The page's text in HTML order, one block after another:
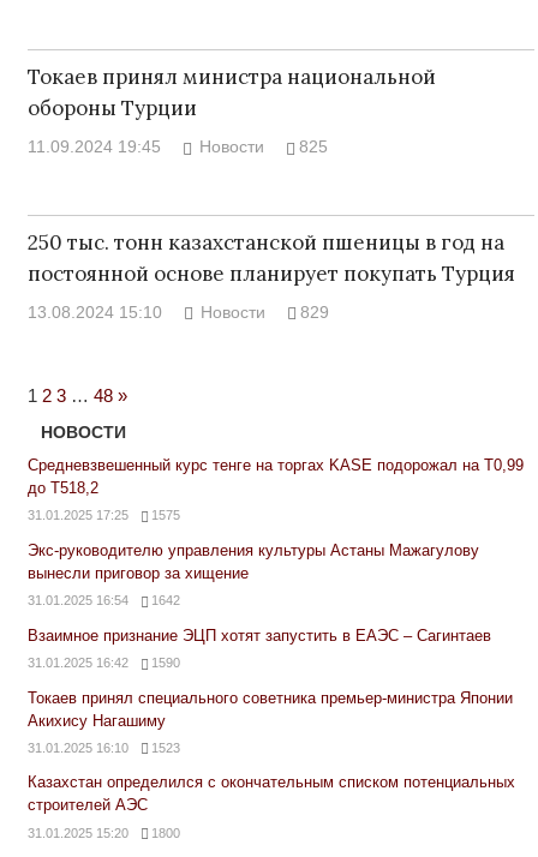
Токаев принял министра национальной
обороны Турции
11.09.2024 19:45 Новости 825
250 тыс. тонн казахстанской пшеницы в год на
постоянной основе планирует покупать Турция
13.08.2024 15:10 Новости 829
1 2 3 … 48 Next
Posts
»
НОВОСТИ
Средневзвешенный курс тенге на торгах KASE подорожал на Т0,99
до Т518,2
31.01.2025 17:25 1575
Экс-руководителю управления культуры Астаны Мажагулову
вынесли приговор за хищение
31.01.2025 16:54 1642
Взаимное признание ЭЦП хотят запустить в ЕАЭС – Сагинтаев
31.01.2025 16:42 1590
Токаев принял специального советника премьер-министра Японии
Акихису Нагашиму
31.01.2025 16:10 1523
Казахстан определился с окончательным списком потенциальных
строителей АЭС
31.01.2025 15:20 1800